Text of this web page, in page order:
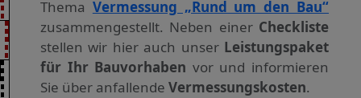
Thema Vermessung „Rund um den Bau“
zusammengestellt. Neben einer Checkliste
stellen wir hier auch unser Leistungspaket
für Ihr Bauvorhaben vor und informieren
Sie über anfallende Vermessungskosten.